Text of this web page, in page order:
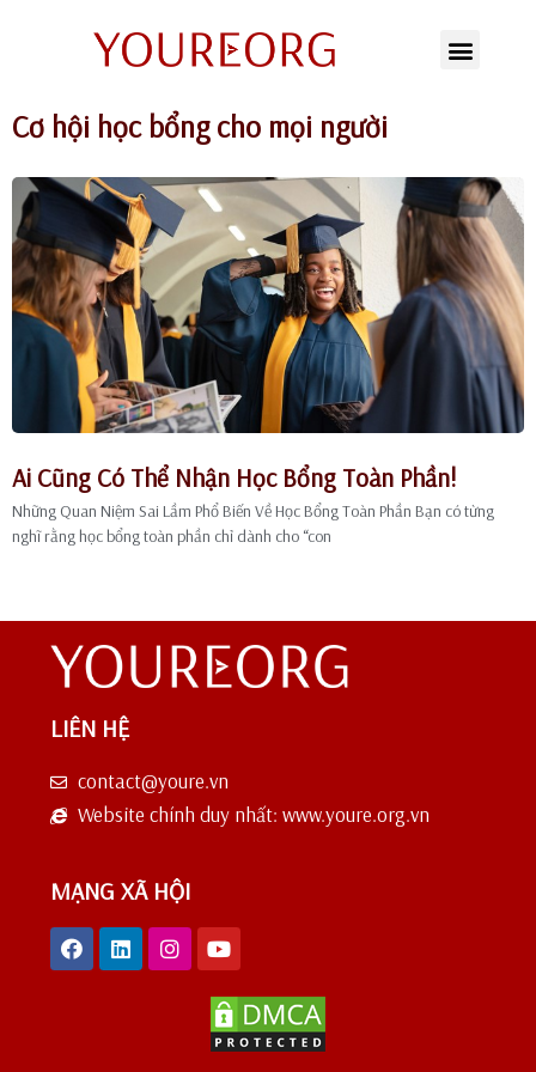
nội
Cơ hội học bổng cho mọi người
Ai Cũng Có Thể Nhận Học Bổng Toàn Phần!
Những Quan Niệm Sai Lầm Phổ Biến Về Học Bổng Toàn Phần Bạn có từng
nghĩ rằng học bổng toàn phần chỉ dành cho “con
LIÊN HỆ
contact@youre.vn
Website chính duy nhất: www.youre.org.vn
MẠNG XÃ HỘI